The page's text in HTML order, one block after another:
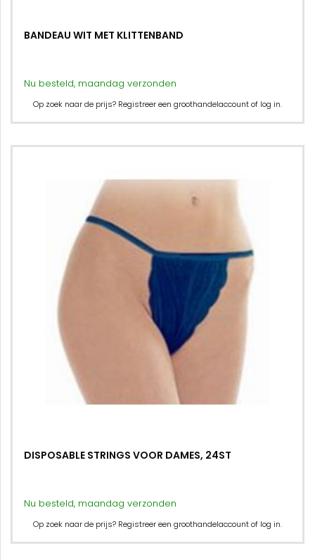
BANDEAU WIT MET KLITTENBAND
Nu besteld, maandag verzonden
Op zoek naar de prijs? Registreer een groothandelaccount of log in.
DISPOSABLE STRINGS VOOR DAMES, 24ST
Nu besteld, maandag verzonden
Op zoek naar de prijs? Registreer een groothandelaccount of log in.